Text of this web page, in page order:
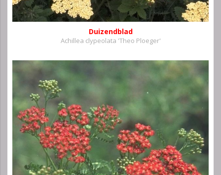
Duizendblad
Achillea clypeolata 'Theo Ploeger'